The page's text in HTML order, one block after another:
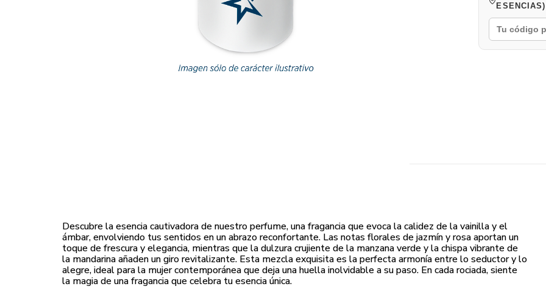
ESENCIAS)
Descubre la esencia cautivadora de nuestro perfume, una fragancia que evoca la calidez de la vainilla y el
ámbar, envolviendo tus sentidos en un abrazo reconfortante. Las notas florales de jazmín y rosa aportan un
toque de frescura y elegancia, mientras que la dulzura crujiente de la manzana verde y la chispa vibrante de
la mandarina añaden un giro revitalizante. Esta mezcla exquisita es la perfecta armonía entre lo seductor y lo
alegre, ideal para la mujer contemporánea que deja una huella inolvidable a su paso. En cada rociada, siente
la magia de una fragancia que celebra tu esencia única.